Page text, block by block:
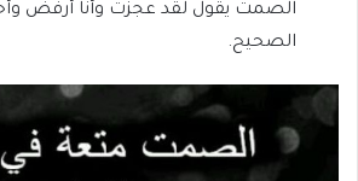
الصمت يقول لقد عجزت وأنا أرفض
الصحيح.